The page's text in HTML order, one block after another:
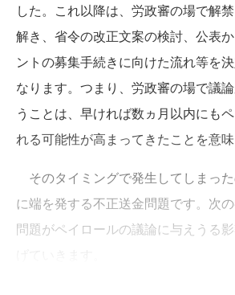
した。これ以降は、労政審の場で解
解き、省令の改正文案の検討、公表
ントの募集手続きに向けた流れ等を
なります。つまり、労政審の場で議
うことは、早ければ数ヵ月以内にも
れる可能性が高まってきたことを意味
そのタイミングで発生してしまっ
に端を発する不正送金問題です。次
問題がペイロールの議論に与えうる